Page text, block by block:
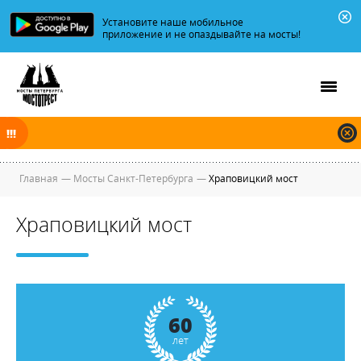
Установите наше мобильное
приложение и не опаздывайте на мосты!
разводятся по графику.
Главная — Мосты Санкт-Петербурга —Храповицкий мост
Храповицкий мост
60
лет